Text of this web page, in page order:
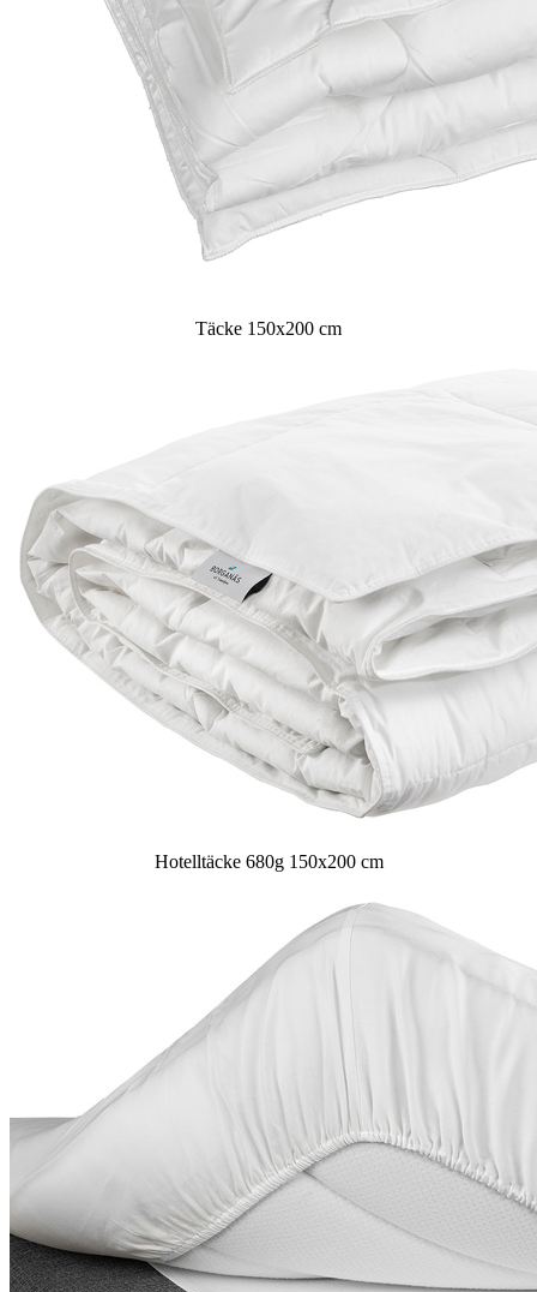
Täcke 150x200 cm
Hotelltäcke 680g 150x200 cm